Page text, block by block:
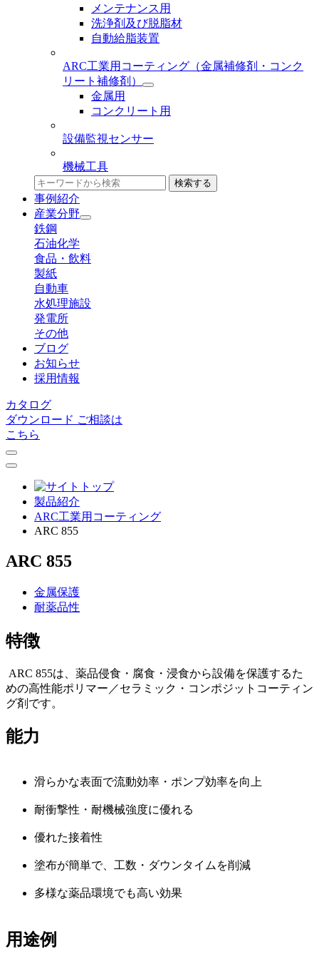
メンテナンス用
洗浄剤及び脱脂材
自動給脂装置
ARC工業用コーティング （金属補修剤・コンク
リート補修剤）
金属用
コンクリート用
設備監視センサー
機械工具
検索する
事例紹介
産業分野
鉄鋼
石油化学
食品・飲料
製紙
自動車
水処理施設
発電所
その他
ブログ
お知らせ
採用情報
カタログ
ダウンロード ご相談は
こちら
製品紹介
ARC⼯業⽤コーティング
ARC 855
ARC 855
金属保護
耐薬品性
特徴
ARC 855は、薬品侵食・腐食・浸食から設備を保護するた
めの高性能ポリマー／セラミック・コンポジットコーティン
グ剤です。
能力
滑らかな表面で流動効率・ポンプ効率を向上
耐衝撃性・耐機械強度に優れる
優れた接着性
塗布が簡単で、工数・ダウンタイムを削減
多様な薬品環境でも高い効果
用途例